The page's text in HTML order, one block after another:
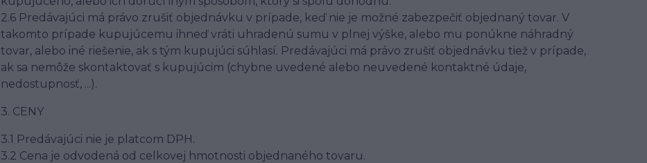
2.6 Predávajúci má právo zrušiť objednávku v prípade, keď nie je možné zabezpečiť objednaný tovar. V
takomto prípade kupujúcemu ihneď vráti uhradenú sumu v plnej výške, alebo mu ponúkne náhradný
tovar, alebo iné riešenie, ak s tým kupujúci súhlasí. Predávajúci má právo zrušiť objednávku tiež v prípade,
ak sa nemôže skontaktovať s kupujúcim (chybne uvedené alebo neuvedené kontaktné údaje,
nedostupnosť, ...).
3. CENY
3.1 Predávajúci nie je platcom DPH.
3.2 Cena je odvodená od celkovej hmotnosti objednaného tovaru.